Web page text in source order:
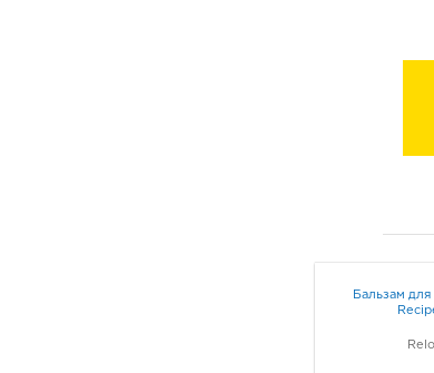
Бальзам для